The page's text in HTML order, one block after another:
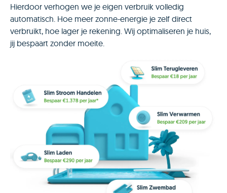
Hierdoor verhogen we je eigen verbruik volledig
automatisch. Hoe meer zonne-energie je zelf direct
verbruikt, hoe lager je rekening. Wij optimaliseren je huis,
jij bespaart zonder moeite.